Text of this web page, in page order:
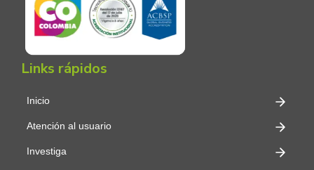
Links rápidos
Inicio
Atención al usuario
Investiga